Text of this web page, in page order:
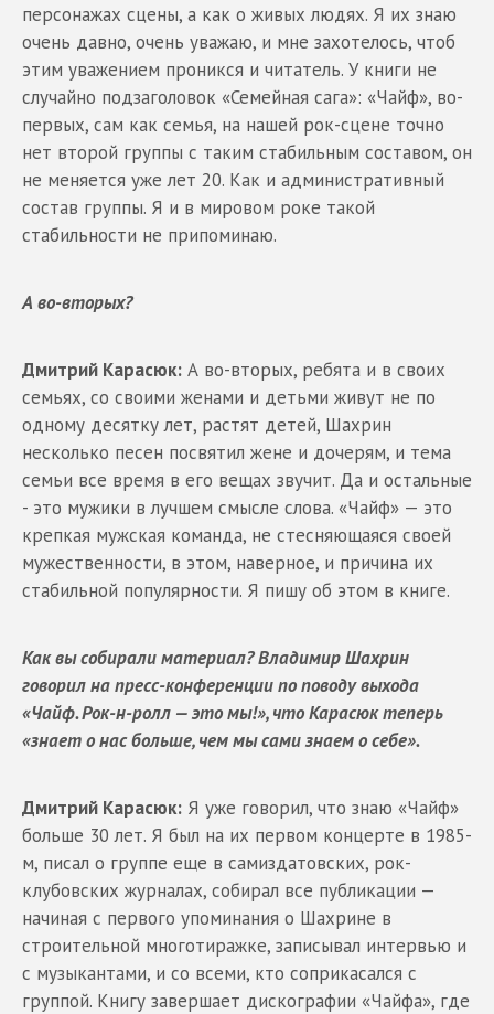
персонажах сцены, а как о живых людях. Я их знаю
очень давно, очень уважаю, и мне захотелось, чтоб
этим уважением проникся и читатель. У книги не
случайно подзаголовок «Семейная сага»: «Чайф», во-
первых, сам как семья, на нашей рок-сцене точно
нет второй группы с таким стабильным составом, он
не меняется уже лет 20. Как и административный
состав группы. Я и в мировом роке такой
стабильности не припоминаю.
А во-вторых?
Дмитрий Карасюк: А во-вторых, ребята и в своих
семьях, со своими женами и детьми живут не по
одному десятку лет, растят детей, Шахрин
несколько песен посвятил жене и дочерям, и тема
семьи все время в его вещах звучит. Да и остальные
- это мужики в лучшем смысле слова. «Чайф» — это
крепкая мужская команда, не стесняющаяся своей
мужественности, в этом, наверное, и причина их
стабильной популярности. Я пишу об этом в книге.
Как вы собирали материал? Владимир Шахрин
говорил на пресс-конференции по поводу выхода
«Чайф. Рок-н-ролл — это мы!», что Карасюк теперь
«знает о нас больше, чем мы сами знаем о себе».
Дмитрий Карасюк: Я уже говорил, что знаю «Чайф»
больше 30 лет. Я был на их первом концерте в 1985-
м, писал о группе еще в самиздатовских, рок-
клубовских журналах, собирал все публикации —
начиная с первого упоминания о Шахрине в
строительной многотиражке, записывал интервью и
с музыкантами, и со всеми, кто соприкасался с
группой. Книгу завершает дискографии «Чайфа», где